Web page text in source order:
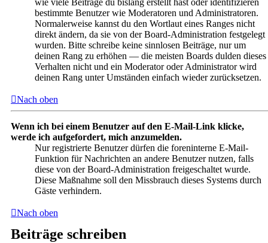
wie viele Beiträge du bislang erstellt hast oder identifizieren
bestimmte Benutzer wie Moderatoren und Administratoren.
Normalerweise kannst du den Wortlaut eines Ranges nicht
direkt ändern, da sie von der Board-Administration festgelegt
wurden. Bitte schreibe keine sinnlosen Beiträge, nur um
deinen Rang zu erhöhen — die meisten Boards dulden dieses
Verhalten nicht und ein Moderator oder Administrator wird
deinen Rang unter Umständen einfach wieder zurücksetzen.
Nach oben
Wenn ich bei einem Benutzer auf den E-Mail-Link klicke,
werde ich aufgefordert, mich anzumelden.
Nur registrierte Benutzer dürfen die foreninterne E-Mail-
Funktion für Nachrichten an andere Benutzer nutzen, falls
diese von der Board-Administration freigeschaltet wurde.
Diese Maßnahme soll den Missbrauch dieses Systems durch
Gäste verhindern.
Nach oben
Beiträge schreiben